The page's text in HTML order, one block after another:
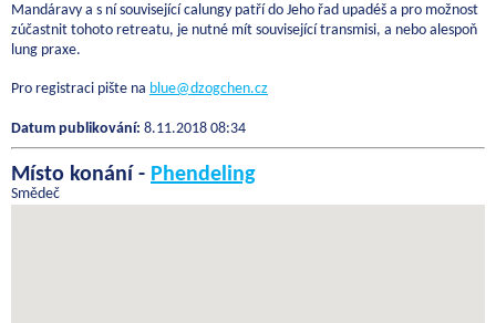
Mandáravy a s ní související calungy patří do Jeho řad upadéš a pro možnost
zúčastnit tohoto retreatu, je nutné mít související transmisi, a nebo alespoň
lung praxe.
Pro registraci pište na blue@dzogchen.cz
Datum publikování: 8.11.2018 08:34
Místo konání - Phendeling
Smědeč